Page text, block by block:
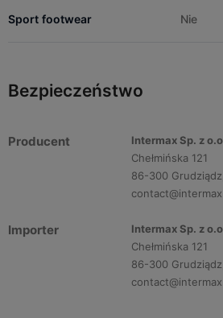
Sport footwear Nie
Bezpieczeństwo
Producent
Intermax Sp. z
Chełmińska 121
86-300
Importer
Intermax Sp. z
Chełmińska 121
86-300